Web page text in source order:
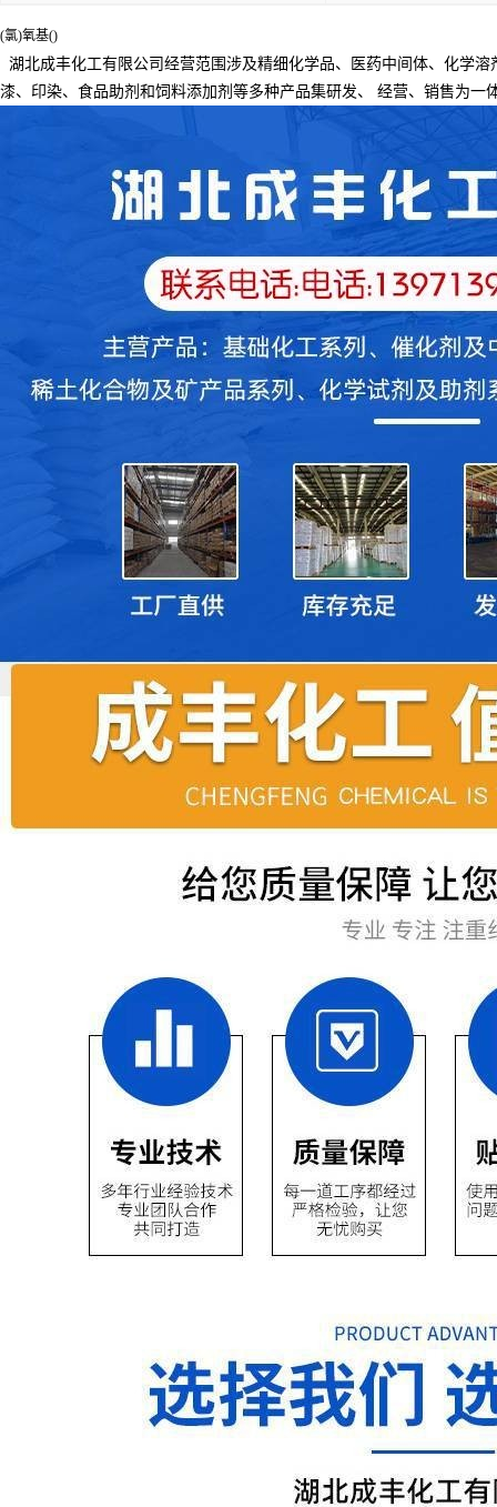
(氯)氧基()
湖北成丰化工有限公司经营范围涉及精细化学品、医药中间体、化学
漆、印染、食品助剂和饲料添加剂等多种产品集研发、
经营、销售为一